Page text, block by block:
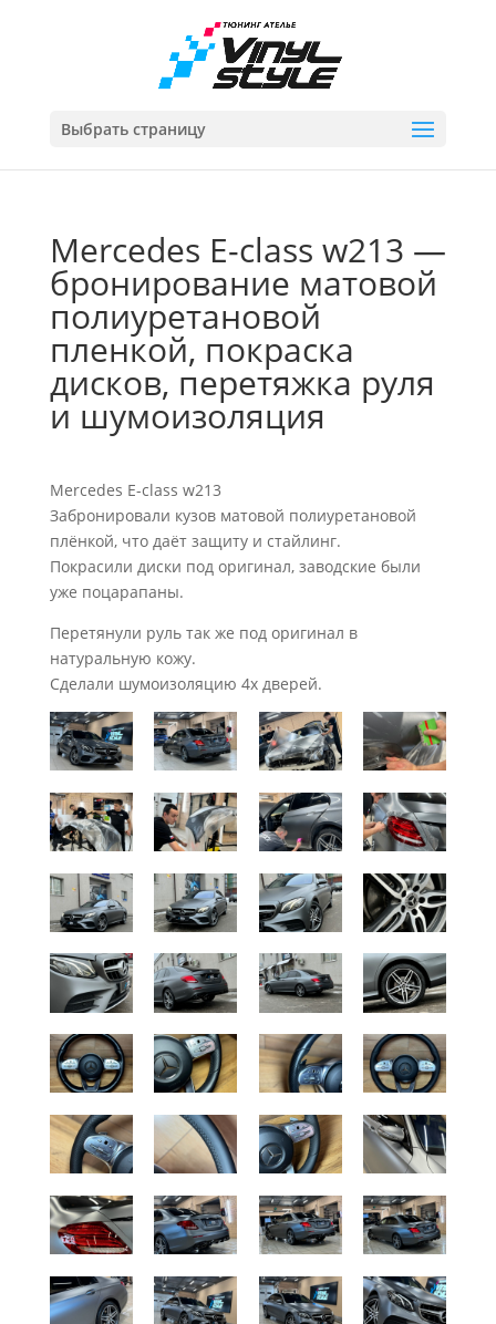
Выбрать страницу
Mercedes E-class w213 —
бронирование матовой
полиуретановой
пленкой, покраска
дисков, перетяжка руля
и шумоизоляция
Mercedes E-class w213
Забронировали кузов матовой полиуретановой
плёнкой, что даёт защиту и стайлинг.
Покрасили диски под оригинал, заводские были
уже поцарапаны.
Перетянули руль так же под оригинал в
натуральную кожу.
Сделали шумоизоляцию 4х дверей.